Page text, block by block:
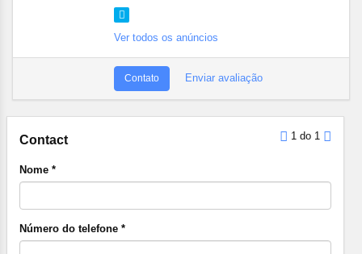
Ver todos os anúncios
Contato Enviar avaliação
1 do 1
Contact
Nome *
Número do telefone *